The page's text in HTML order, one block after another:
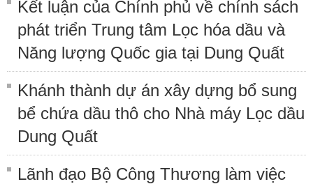
Kết luận của Chính phủ về chính sách
phát triển Trung tâm Lọc hóa dầu và
Năng lượng Quốc gia tại Dung Quất
Khánh thành dự án xây dựng bổ sung
bể chứa dầu thô cho Nhà máy Lọc dầu
Dung Quất
Lãnh đạo Bộ Công Thương làm việc